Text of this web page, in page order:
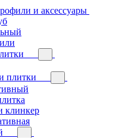
и аксессуары
плитки
клинкер